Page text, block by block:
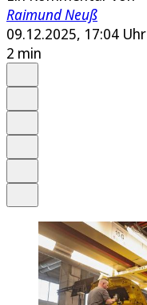
Raimund Neuß
09.12.2025, 17:04 Uhr
2 min